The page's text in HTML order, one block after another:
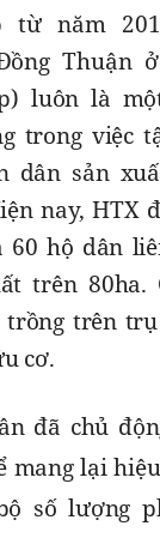
năm
Thuận
luôn là
trong việc
dân sản
nay, HTX
60 hộ dân
trên 80ha.
trồng trên
cơ.
đã chủ
mang lại
số lượng